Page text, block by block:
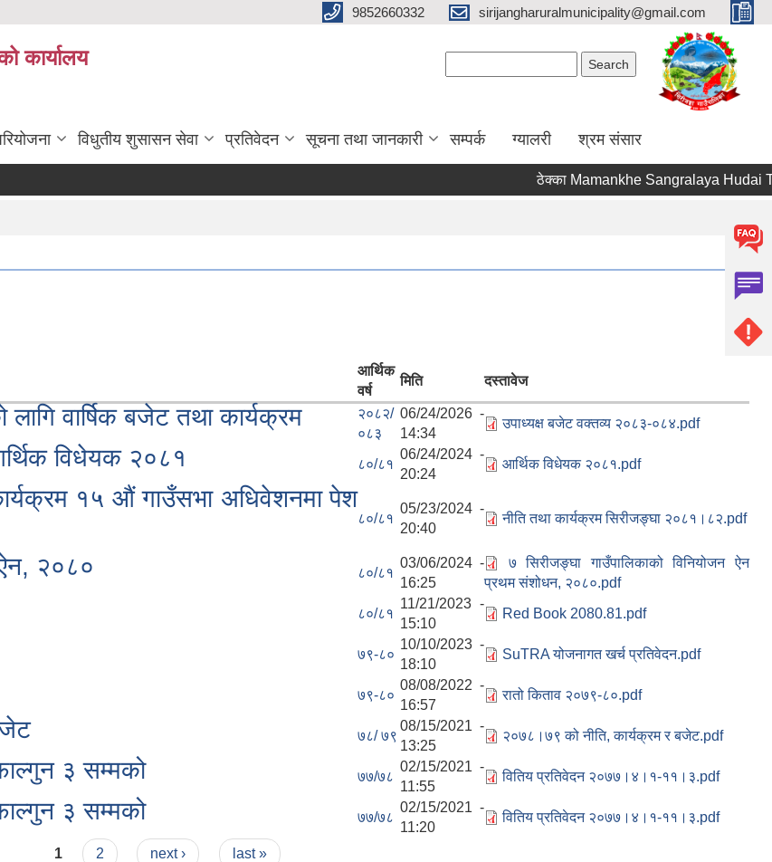
9852660332 sirijangharuralmunicipality@gmail.com
कार्यालय
विधुतीय शुसासन सेवा प्रतिवेदन सूचना तथा जानकारी सम्पर्क ग्यालरी श्रम संसार
ठेक्का Mamankhe Sangralaya Hudai
आर्थिक
वर्ष
मिति दस्तावेज
वार्षिक बजेट तथा कार्यक्रम
२०८२/
०८३
06/24/2026 -
14:34
उपाध्यक्ष बजेट वक्तव्य २०८३-०८४.pdf
विधेयक २०८१ ८०/८१
06/24/2024 -
20:24
आर्थिक विधेयक २०८१.pdf
१५ औं गाउँसभा अधिवेशनमा पेश
८०/८१
05/23/2024 -
20:40
नीति तथा कार्यक्रम सिरीजङ्घा २०८१।८२.pdf
२०८० ८०/८१
03/06/2024 -
16:25
७ सिरीजङ्घा गाउँपालिकाको विनियोजन ऐन
प्रथम संशोधन, २०८०.pdf
८०/८१
11/21/2023 -
15:10
Red Book 2080.81.pdf
७९-८०
10/10/2023 -
18:10
SuTRA योजनागत खर्च प्रतिवेदन.pdf
७९-८०
08/08/2022 -
16:57
रातो किताव २०७९-८०.pdf
७८/ ७९
08/15/2021 -
13:25
२०७८।७९ को नीति, कार्यक्रम र बजेट.pdf
३ सम्मको ७७/७८
02/15/2021 -
11:55
वितिय प्रतिवेदन २०७७।४।१-११।३.pdf
३ सम्मको ७७/७८
02/15/2021 -
11:20
वितिय प्रतिवेदन २०७७।४।१-११।३.pdf
1 2 next › last »